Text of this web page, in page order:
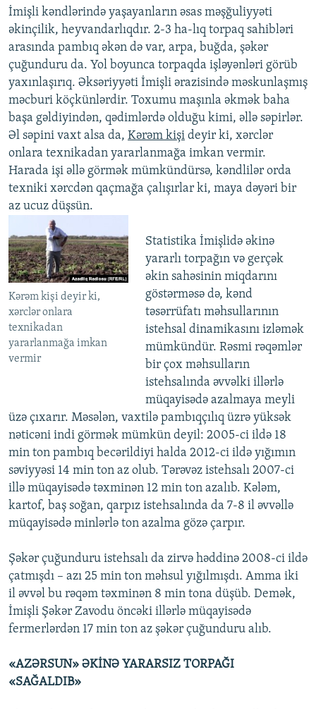
İmişli kəndlərində yaşayanların əsas məşğuliyyəti
əkinçilik, heyvandarlıqdır. 2-3 ha-lıq torpaq sahibləri
arasında pambıq əkən də var, arpa, buğda, şəkər
çuğunduru da. Yol boyunca torpaqda işləyənləri görüb
yaxınlaşırıq. Əksəriyyəti İmişli ərazisində məskunlaşmış
məcburi köçkünlərdir. Toxumu maşınla əkmək baha
başa gəldiyindən, qədimlərdə olduğu kimi, əllə səpirlər.
Əl səpini vaxt alsa da, Kərəm kişi deyir ki, xərclər
onlara texnikadan yararlanmağa imkan vermir.
Harada işi əllə görmək mümkündürsə, kəndlilər orda
texniki xərcdən qaçmağa çalışırlar ki, maya dəyəri bir
az ucuz düşsün.
Kərəm kişi deyir ki,
xərclər onlara
texnikadan
yararlanmağa imkan
vermir
Statistika İmişlidə əkinə
yararlı torpağın və gerçək
əkin sahəsinin miqdarını
göstərməsə də, kənd
təsərrüfatı məhsullarının
istehsal dinamikasını izləmək
mümkündür. Rəsmi rəqəmlər
bir çox məhsulların
istehsalında əvvəlki illərlə
müqayisədə azalmaya meyli
üzə çıxarır. Məsələn, vaxtilə pambıqçılıq üzrə yüksək
nəticəni indi görmək mümkün deyil: 2005-ci ildə 18
min ton pambıq becərildiyi halda 2012-ci ildə yığımın
səviyyəsi 14 min ton az olub. Tərəvəz istehsalı 2007-ci
illə müqayisədə təxminən 12 min ton azalıb. Kələm,
kartof, baş soğan, qarpız istehsalında da 7-8 il əvvəllə
müqayisədə minlərlə ton azalma gözə çarpır.
Şəkər çuğunduru istehsalı da zirvə həddinə 2008-ci ildə
çatmışdı – azı 25 min ton məhsul yığılmışdı. Amma iki
il əvvəl bu rəqəm təxminən 8 min tona düşüb. Demək,
İmişli Şəkər Zavodu öncəki illərlə müqayisədə
fermerlərdən 17 min ton az şəkər çuğunduru alıb.
«AZƏRSUN» ƏKİNƏ YARARSIZ TORPAĞI
«SAĞALDIB»